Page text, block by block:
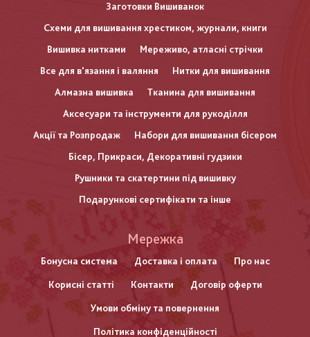
Заготовки Вишиванок
Схеми для вишивання хрестиком, журнали, книги
Вишивка нитками
Мереживо, атласні стрічки
Все для в'язання і валяння
Нитки для вишивання
Алмазна вишивка
Тканина для вишивання
Аксесуари та інструменти для рукоділля
Акції та Розпродаж
Набори для вишивання бісером
Бісер, Прикраси, Декоративні гудзики
Рушники та скатертини під вишивку
Подарункові сертифікати та інше
нижнього
колонтитулу
Мережка
Бонусна система Доставка і оплата Про нас
Корисні статті Контакти Договір оферти
Умови обміну та повернення
Політика конфіденційності